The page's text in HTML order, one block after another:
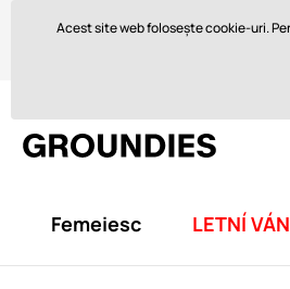
Vă ajutăm cu plăcere aici
Femeiesc LETNÍ
Acest site web folosește cookie-uri.